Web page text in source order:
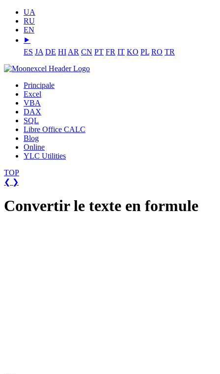
UA
RU
EN
⯈
ES JA DE HI AR CN PT FR IT KO PL RO TR
Principale
Excel
VBA
DAX
SQL
Libre Office CALC
Blog
Online
YLC Utilities
TOP
❮ ❯
Convertir le texte en formule